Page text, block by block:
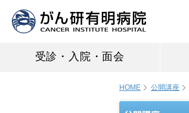
受診・入院・面会
HOME 公開講座